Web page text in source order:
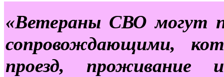
«Ветераны СВО могут
сопровождающими,
проезд,